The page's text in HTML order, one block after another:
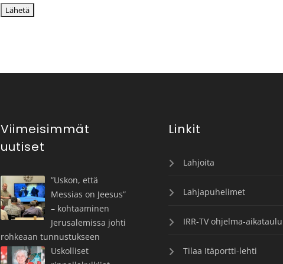
Viimeisimmät
uutiset
”Uskon, että
Messias on Jeesus”
– kohtaaminen
Jerusalemissa johti
rohkeaan tunnustukseen
Uskolliset
Linkit
Lahjoita
Lahjapuhelimet
IRR-TV ohjelma-aikataulu
Tilaa Itäportti-lehti